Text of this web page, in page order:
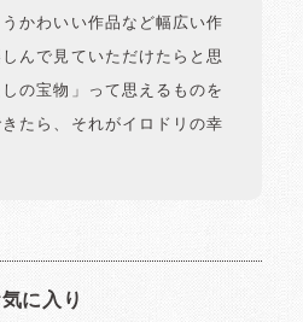
かわいい作品など幅広い作
んで見ていただけたらと思
の宝物」って思えるものを
たら、それがイロドリの幸
に入り